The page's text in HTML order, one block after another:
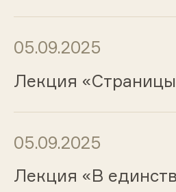
05.09.2025
Лекция
05.09.2025
Лекция «В